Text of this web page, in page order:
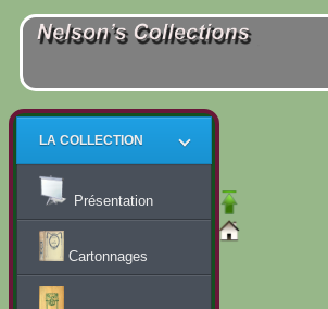
LA COLLECTION
Présentation
Cartonnages